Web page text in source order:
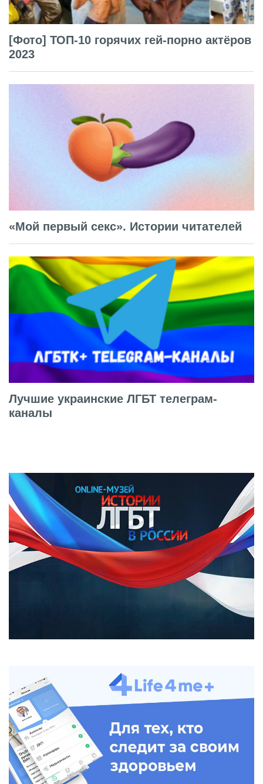
[Фото] ТОП-10 горячих гей-порно актёров
2023
«Мой первый секс». Истории читателей
Лучшие украинские ЛГБТ телеграм-
каналы